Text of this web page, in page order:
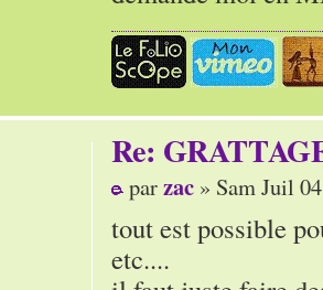
Re:
parzac » Sam Juil
tout est possible
etc....